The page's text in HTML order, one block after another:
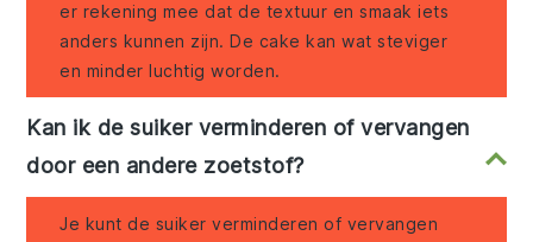
er rekening mee dat de textuur en smaak iets
anders kunnen zijn. De cake kan wat steviger
en minder luchtig worden.
Kan ik de suiker verminderen of vervangen
door een andere zoetstof?
Je kunt de suiker verminderen of vervangen